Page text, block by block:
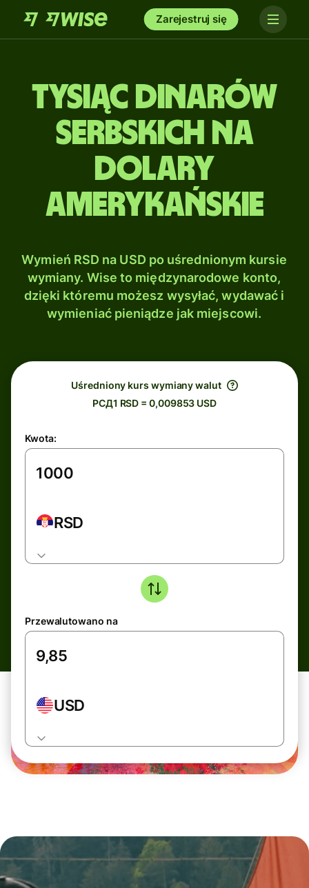
Zarejestruj się
tysiąc Dinarów
serbskich na
Dolary
amerykańskie
Wymień RSD na USD po uśrednionym kursie
wymiany. Wise to międzynarodowe konto,
dzięki któremu możesz wysyłać, wydawać i
wymieniać pieniądze jak miejscowi.
Uśredniony kurs wymiany walut
РСД1 RSD = 0,009853 USD
Kwota:
RSD
Przewalutowano na
USD